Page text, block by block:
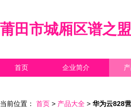
莆田市城厢区谱之
首页 企业简介
当前位置： 首页 > 产品大全 > 华为云828